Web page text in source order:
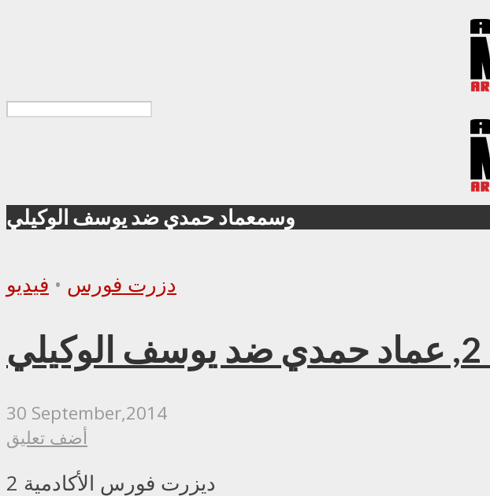
وسمعماد حمدي ضد يوسف الوكيلي
دزرت فورس • فيديو
30 September,2014
أضف تعليق
ديزرت فورس الأكادمية 2